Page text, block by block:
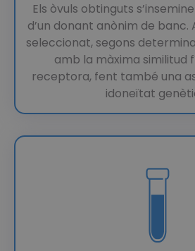
Els òvuls obtinguts
d’un donant anònim de banc.
seleccionat, segons
amb la màxima similitud
receptora, fent també una
idoneïtat